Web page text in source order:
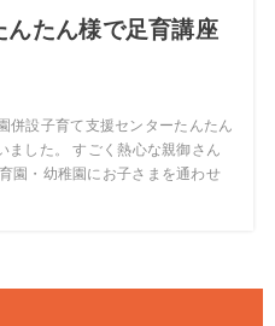
たん様で足育講座
併設子育て支援センターたんたん
ました。 すごく熱心な親御さん
園・幼稚園にお子さまを通わせ